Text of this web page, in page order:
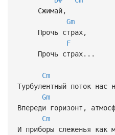
Сжимай,
Gm
Прочь страх,
F
Прочь страх...
Cm
Турбулентный поток нас
Gm
Впереди горизонт,
Cm
И приборы слеженья как